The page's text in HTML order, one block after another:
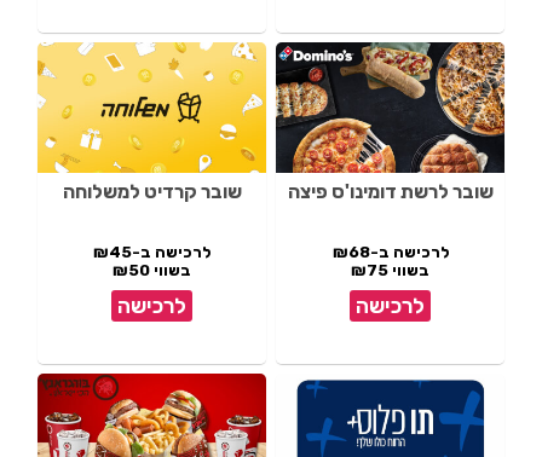
שובר לרשת דומינו'ס פיצה
לרכישה ב-₪68
בשווי ₪75
לרכישה
שובר קרדיט למשלוחה
לרכישה ב-₪45
בשווי ₪50
לרכישה